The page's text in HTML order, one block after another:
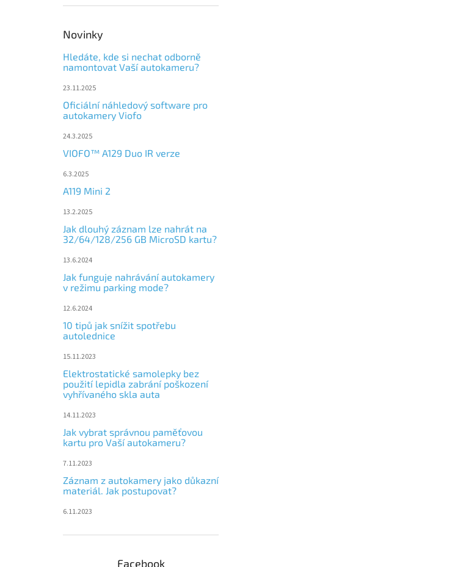
Novinky
Hledáte, kde si nechat odborně
namontovat Vaší autokameru?
23.11.2025
Oficiální náhledový software pro
autokamery Viofo
24.3.2025
VIOFO™ A129 Duo IR verze
6.3.2025
A119 Mini 2
13.2.2025
Jak dlouhý záznam lze nahrát na
32/64/128/256 GB MicroSD kartu?
13.6.2024
Jak funguje nahrávání autokamery
v režimu parking mode?
12.6.2024
10 tipů jak snížit spotřebu
autolednice
15.11.2023
Elektrostatické samolepky bez
použití lepidla zabrání poškození
vyhřívaného skla auta
14.11.2023
Jak vybrat správnou paměťovou
kartu pro Vaší autokameru?
7.11.2023
Záznam z autokamery jako důkazní
materiál. Jak postupovat?
6.11.2023
Facebook